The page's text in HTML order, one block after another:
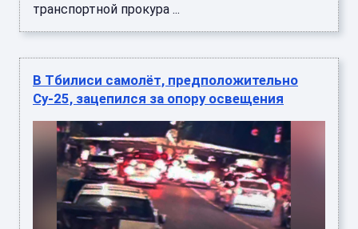
транспортной прокура ...
В Тбилиси самолёт, предположительно
Су-25, зацепился за опору освещения